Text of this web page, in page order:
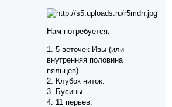
Нам потребуется:
1. 5 веточек Ивы (или
внутренняя половина
пяльцев).
2. Клубок ниток.
3. Бусины.
4. 11 перьев.